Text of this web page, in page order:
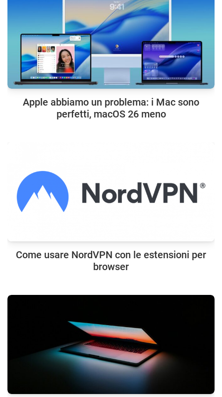
Apple abbiamo un problema: i Mac sono
perfetti, macOS 26 meno
Come usare NordVPN con le estensioni per
browser